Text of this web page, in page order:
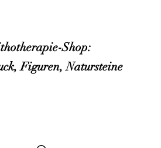
Shop:
Figuren, Natursteine